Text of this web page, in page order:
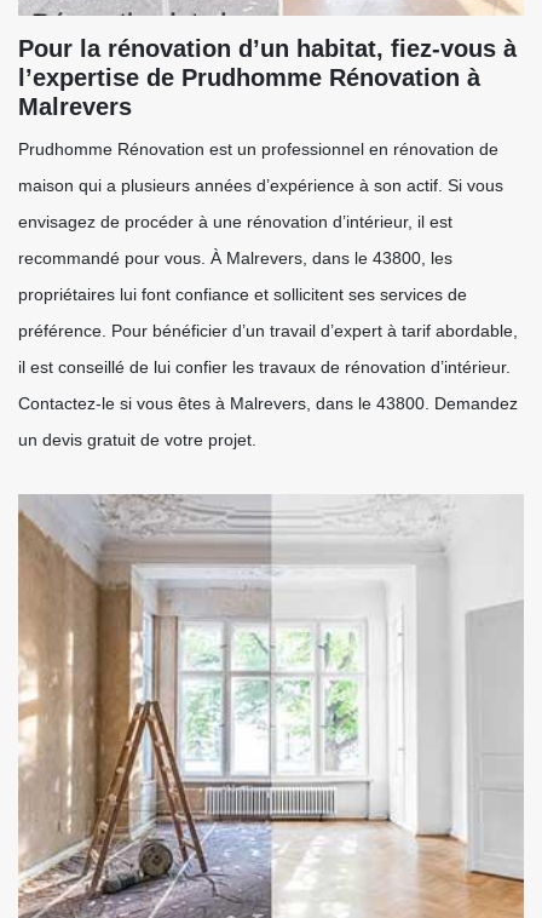
Pour la rénovation d’un habitat, fiez-vous à
l’expertise de Prudhomme Rénovation à
Malrevers
Prudhomme Rénovation est un professionnel en rénovation de
maison qui a plusieurs années d’expérience à son actif. Si vous
envisagez de procéder à une rénovation d’intérieur, il est
recommandé pour vous. À Malrevers, dans le 43800, les
propriétaires lui font confiance et sollicitent ses services de
préférence. Pour bénéficier d’un travail d’expert à tarif abordable,
il est conseillé de lui confier les travaux de rénovation d’intérieur.
Contactez-le si vous êtes à Malrevers, dans le 43800. Demandez
un devis gratuit de votre projet.